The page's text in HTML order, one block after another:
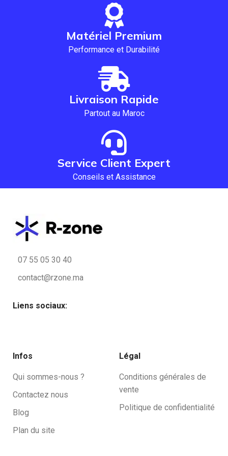
Matériel Premium
Performance et Durabilité
Livraison Rapide
Partout au Maroc
Service Client Expert
Conseils et Assistance
07 55 05 30 40
contact@rzone.ma
Liens sociaux:
Infos
Qui sommes-nous ?
Contactez nous
Blog
Plan du site
Légal
Conditions générales de
vente
Politique de confidentialité